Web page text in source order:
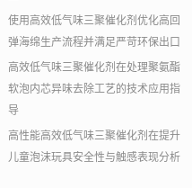
使用高效低气味三聚催化剂优化高回
弹海绵生产流程并满足严苛环保出口
高效低气味三聚催化剂在处理聚氨酯
软泡内芯异味去除工艺的技术应用指
导
高性能高效低气味三聚催化剂在提升
儿童泡沫玩具安全性与触感表现分析